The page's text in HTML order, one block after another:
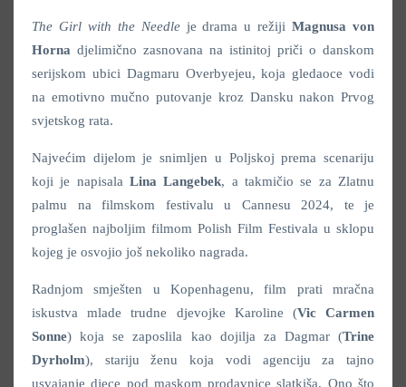
The Girl with the Needleje drama u režijiMagnusa von
Horna djelimično zasnovana na istinitoj priči o danskom
serijskom ubici Dagmaru Overbyejeu, koja gledaoce vodi
na emotivno mučno putovanje kroz Dansku nakon Prvog
svjetskog rata.
Najvećim dijelom je snimljen u Poljskoj prema scenariju
koji je napisala Lina Langebek, a takmičio se za Zlatnu
palmu na filmskom festivalu u Cannesu 2024, te je
proglašen najboljim filmom Polish Film Festivala u sklopu
kojeg je osvojio još nekoliko nagrada.
Radnjom smješten u Kopenhagenu, film prati mračna
iskustva mlade trudne djevojke Karoline (Vic Carmen
Sonne) koja se zaposlila kao dojilja za Dagmar (Trine
Dyrholm), stariju ženu koja vodi agenciju za tajno
usvajanje djece pod maskom prodavnice slatkiša. Ono što